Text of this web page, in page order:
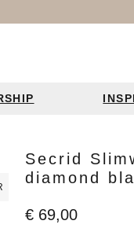
Reistassen
2026
Bag Charms
Secrid
diamond
€ 69,00